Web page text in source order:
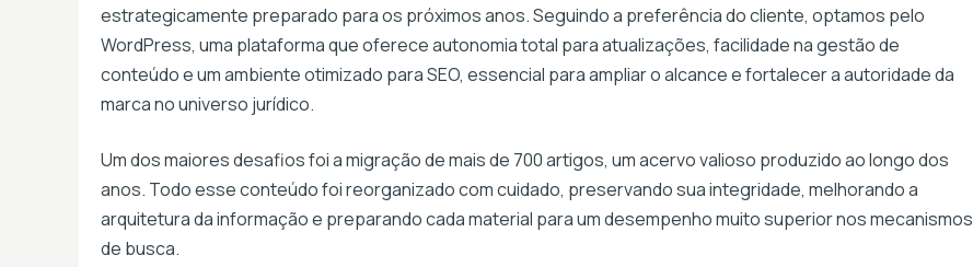
estrategicamente preparado para os próximos anos. Seguindo a preferência do cliente, optamos pelo
WordPress, uma plataforma que oferece autonomia total para atualizações, facilidade na gestão de
conteúdo e um ambiente otimizado para SEO, essencial para ampliar o alcance e fortalecer a autoridade da
marca no universo jurídico.
Um dos maiores desafios foi a migração de mais de 700 artigos, um acervo valioso produzido ao longo dos
anos. Todo esse conteúdo foi reorganizado com cuidado, preservando sua integridade, melhorando a
arquitetura da informação e preparando cada material para um desempenho muito superior nos mecanismos
de busca.